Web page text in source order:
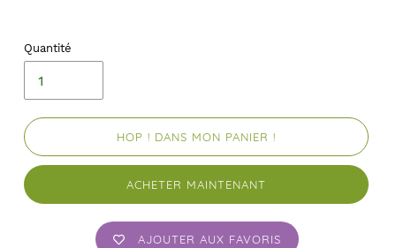
Quantité
HOP ! DANS MON PANIER !
ACHETER MAINTENANT
AJOUTER AUX FAVORIS